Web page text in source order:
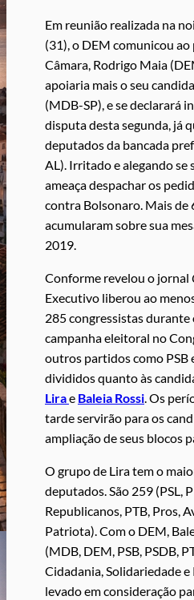
Em reunião realizada na
(31), o DEM comunicou
Câmara, Rodrigo Maia
apoiaria mais o seu
(MDB-SP), e se declarará
disputa desta segunda, já
deputados da bancada
AL). Irritado e alegando
ameaça despachar os
contra Bolsonaro. Mais de
acumularam sobre sua
2019.
Conforme revelou o jornal
Executivo liberou ao
285 congressistas durante
campanha eleitoral no
outros partidos como PSB
divididos quanto às
Lirae Baleia Rossi. Os
tarde servirão para os
ampliação de seus blocos
O grupo de Lira tem o
deputados. São 259 (PSL,
Republicanos, PTB, Pros,
Patriota). Com o DEM,
(MDB, DEM, PSB, PSDB,
Cidadania, Solidariedade e
levado em consideração